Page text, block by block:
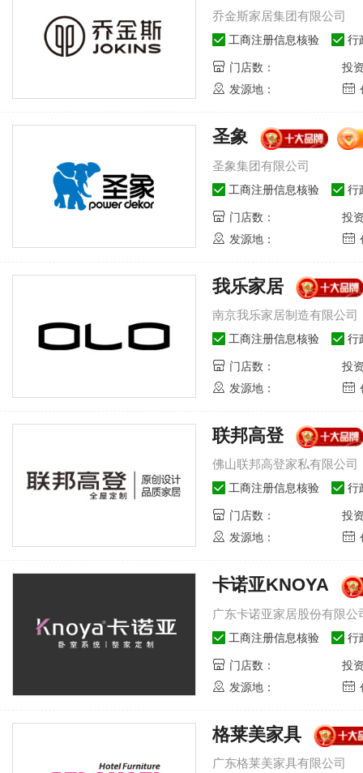
乔金斯家居集团有限公司
工商注册信息核验 行
门店数：
投
发源地：
圣象
圣象集团有限公司
工商注册信息核验 行
门店数：
投
发源地：
我乐家居
南京我乐家居制造有限公司
工商注册信息核验 行
门店数：
投
发源地：
联邦高登
佛山联邦高登家私有限公司
工商注册信息核验 行
门店数：
投
发源地：
卡诺亚KNOYA
广东卡诺亚家居股份有限公
工商注册信息核验 行
门店数：
投
发源地：
格莱美家具
广东格莱美家具有限公司